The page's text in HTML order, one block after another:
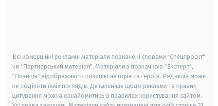
Всі комерційні рекламні матеріали позначені словами "Спецпроєкт"
чи "Партнерський матеріал". Матеріали з позначкою "Експерт",
"Позиція" відображають позицію авторів та героїв. Редакція може
не поділяти їхніх поглядів. Детальніше щодо реклами та правил
цитування можна ознайомитись в правилах користування сайтом.